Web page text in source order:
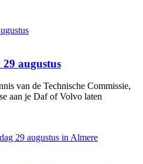
augustus
van de Technische Commissie,
aan je Daf of Volvo laten